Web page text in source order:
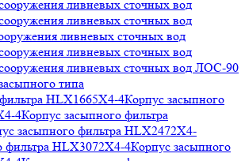
ливневых сточных вод
ливневых сточных вод
ливневых сточных вод
ливневых сточных вод
ливневых сточных вод ЛОС-90
типа
HLX1665X4-4Корпус засыпного
4Корпус засыпного фильтра
засыпного фильтра HLX2472X4-
фильтра HLX3072X4-4Корпус засыпного